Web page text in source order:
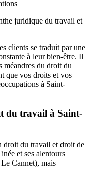
juridique du travail et
clients se traduit par une
à leur bien-être. Il
méandres du droit du
que vos droits et vos
à Saint-
du travail à Saint-
droit du travail et droit de
et ses alentours
Cannet), mais